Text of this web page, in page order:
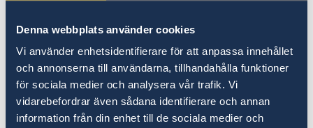
Denna webbplats använder cookies
Vi använder enhetsidentifierare för att anpassa innehållet
och annonserna till användarna, tillhandahålla funktioner
för sociala medier och analysera vår trafik. Vi
vidarebefordrar även sådana identifierare och annan
information från din enhet till de sociala medier och
Läs pressmeddelandet om utrikesdeklarationen
på regeringen.se.
Läs hela utrikesdeklarationen på regeringen.se.